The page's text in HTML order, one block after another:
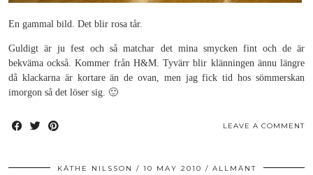
En gammal bild. Det blir rosa tår.
Guldigt är ju fest och så matchar det mina smycken fint och de är
bekväma också. Kommer från H&M. Tyvärr blir klänningen ännu längre
då klackarna är kortare än de ovan, men jag fick tid hos sömmerskan
imorgon så det löser sig. 🙂
LEAVE A COMMENT
KÄTHE NILSSON 10 MAY 2010 ALLMÄNT